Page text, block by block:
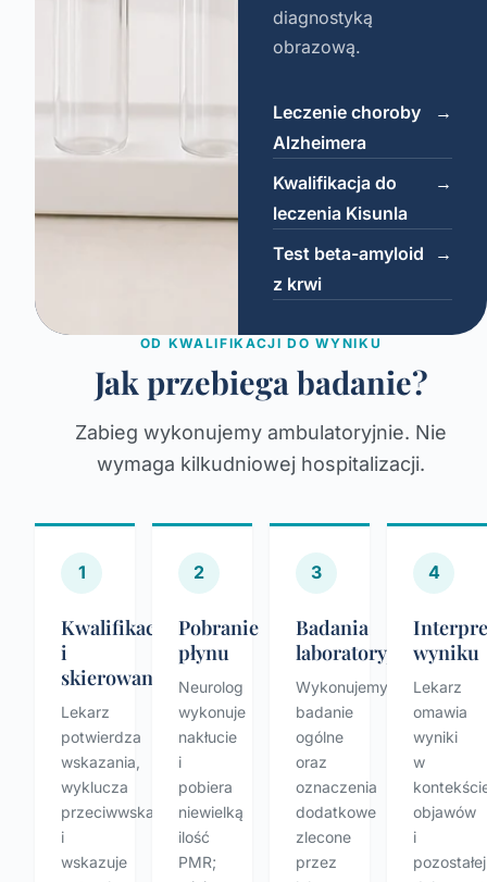
diagnostyką
obrazową.
Leczenie choroby
Alzheimera
→
Kwalifikacja do
leczenia Kisunla
→
Test beta-amyloid
z krwi
→
OD KWALIFIKACJI DO WYNIKU
Jak przebiega badanie?
Zabieg wykonujemy ambulatoryjnie. Nie
wymaga kilkudniowej hospitalizacji.
1
Kwalifikacja
i
skierowanie
Lekarz
potwierdza
wskazania,
wyklucza
przeciwwskazania
i
wskazuje
2
Pobranie
płynu
Neurolog
wykonuje
nakłucie
i
pobiera
niewielką
ilość
PMR;
3
Badania
laboratoryjne
Wykonujemy
badanie
ogólne
oraz
oznaczenia
dodatkowe
zlecone
przez
4
wyniku
Lekarz
omawia
wyniki
w
objawów
i
pozostałej